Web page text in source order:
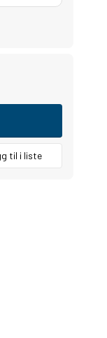
til i liste